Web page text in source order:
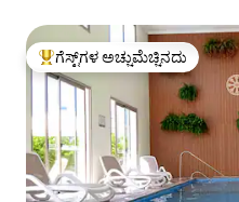
ಗೆಸ್ಟ್‌ಗಳಿಗೆ ಅತಿ ಹೆಚ್ಚು ಅಚ್ಚುಮೆಚ್ಚಿನದು
ಗೆಸ್ಟ್‌ಗಳ ಅಚ್ಚುಮೆಚ್ಚಿನದು